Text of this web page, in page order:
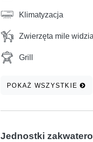
Klimatyzacja
Zwierzęta mile
Grill
POKAŻ WSZYSTKIE
Jednostki